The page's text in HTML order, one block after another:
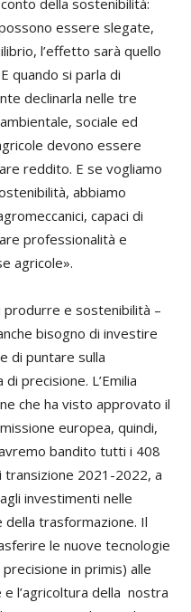
della sostenibilità:
essere slegate,
l’effetto sarà quello
quando si parla di
declinarla nelle tre
sociale ed
devono essere
reddito. E se vogliamo
abbiamo
capaci di
professionalità e
agricole».
produrre e sostenibilità –
bisogno di investire
di puntare sulla
precisione. L’Emilia
che ha visto approvato il
europea, quindi,
bandito tutti i 408
transizione 2021-2022, a
investimenti nelle
della trasformazione. Il
le nuove tecnologie
in primis) alle
l’agricoltura della nostra